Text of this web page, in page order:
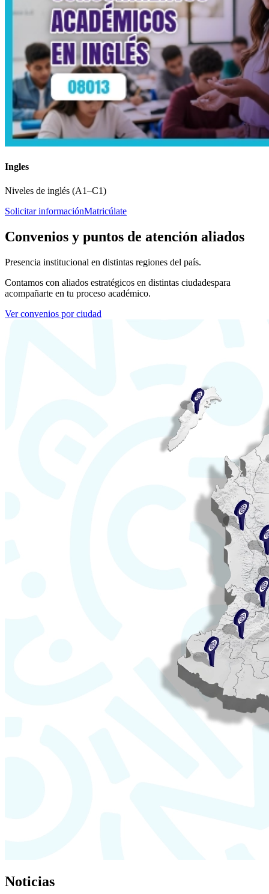
Ingles
Niveles de inglés (A1–C1)
Solicitar informaciónMatricúlate
Convenios y puntos de atención aliados
Presencia institucional en distintas regiones del país.
Contamos con aliados estratégicos en distintas ciudadespara
acompañarte en tu proceso académico.
Ver convenios por ciudad
Noticias